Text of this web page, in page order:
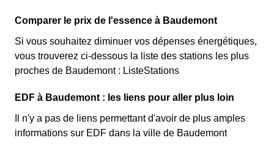
Comparer le prix de l'essence à Baudemont
Si vous souhaitez diminuer vos dépenses énergétiques,
vous trouverez ci-dessous la liste des stations les plus
proches de Baudemont : ListeStations
EDF à Baudemont : les liens pour aller plus loin
Il n'y a pas de liens permettant d'avoir de plus amples
informations sur EDF dans la ville de Baudemont